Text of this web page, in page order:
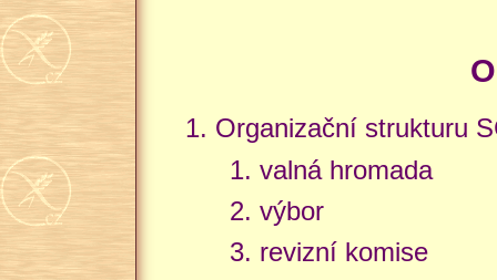
Organizační strukturu
valná hromada
výbor
revizní komise